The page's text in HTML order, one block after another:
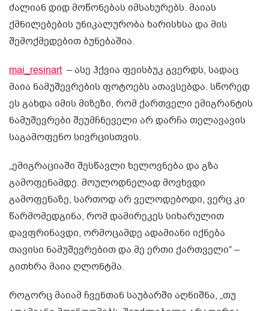
ძალიან დიდ მოწონებას იმსახურებს. მაიას
ქმნილებების უნიკალურობა ხარისხსა და მის
შემოქმედებით ბუნებაშია.
mai_resinart– ასე ჰქვია ფეისბუკ გვერდს, სადაც
მაია ნამუშევრების ფოტოებს ათავსებდა. სწორედ
ეს გახდა იმის მიზეზი, რომ ქართველი ემიგრანტის
ნამუშევრები შეუმჩნეველი არ დარჩა თელავავის
საგამოფენო სივრცისთვის.
„ემიგრაციაში შესწავლი ხელოვნება და გზა
გამოფენამდე. მოულოდნელად მოვხვდი
გამოფენაზე, სართოდ არ ველოდებოდი, ვერც კი
წარმომედგინა, რომ დამირეკეს სიხარულით
დავფრინავდი, ორმოცამდე ადამიანი იქნება
თავისი ნამუშევრებით და მე ერთი ქართველი“ –
გითხრა მაია ღლონტმა.
როგორც მაიამ ჩვენთან საუბარში აღნიშნა, „თუ